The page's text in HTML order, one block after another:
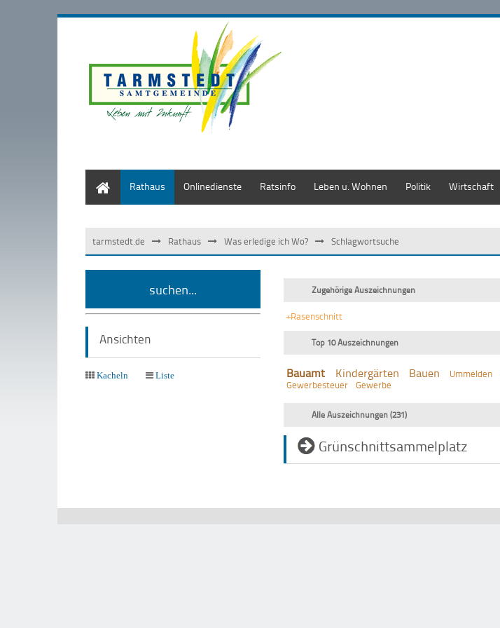
Rathaus Onlinedienste Ratsinfo Leben u. Wohnen Politik Wirtschaft
tarmstedt.de Rathaus Was erledige ich Wo? Schlagwortsuche
suchen...
Ansichten
Kacheln Liste
Zugehörige Auszeichnungen
+Rasenschnitt
Top 10 Auszeichnungen
Bauamt Kindergärten Bauen Ummelden
Gewerbesteuer
Gewerbe
Alle Auszeichnungen (231)
Grünschnittsammelplatz